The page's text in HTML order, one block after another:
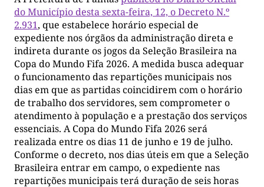
do Município desta sexta-feira, 12, o Decreto N.º
2.931, que estabelece horário especial de
expediente nos órgãos da administração direta e
indireta durante os jogos da Seleção Brasileira na
Copa do Mundo Fifa 2026. A medida busca adequar
o funcionamento das repartições municipais nos
dias em que as partidas coincidirem com o horário
de trabalho dos servidores, sem comprometer o
atendimento à população e a prestação dos serviços
essenciais. A Copa do Mundo Fifa 2026 será
realizada entre os dias 11 de junho e 19 de julho.
Conforme o decreto, nos dias úteis em que a Seleção
Brasileira entrar em campo, o expediente nas
repartições municipais terá duração de seis horas